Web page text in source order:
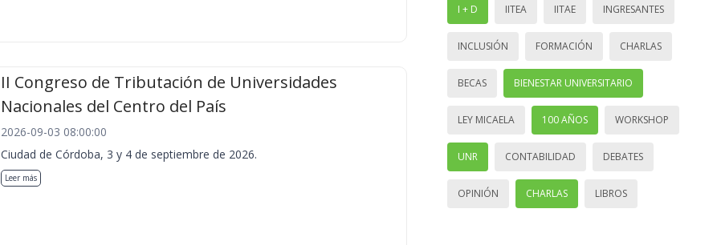
II Congreso de Tributación de Universidades
Nacionales del Centro del País
2026-09-03 08:00:00
Ciudad de Córdoba, 3 y 4 de septiembre de 2026.
Leer más
I + D IITEA IITAE INGRESANTES
INCLUSIÓN FORMACIÓN CHARLAS
BECAS BIENESTAR UNIVERSITARIO
LEY MICAELA 100 AÑOS WORKSHOP
UNR CONTABILIDAD DEBATES
OPINIÓN CHARLAS LIBROS